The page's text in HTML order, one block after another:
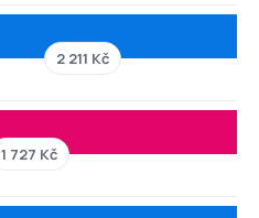
2 211 Kč
1 727 Kč